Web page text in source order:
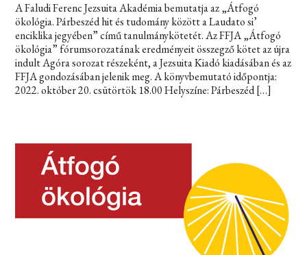
A Faludi Ferenc Jezsuita Akadémia bemutatja az „Átfogó
ökológia. Párbeszéd hit és tudomány között a Laudato si’
enciklika jegyében” című tanulmánykötetét. Az FFJA „Átfogó
ökológia” fórumsorozatának eredményeit összegző kötet az újra
indult Agóra sorozat részeként, a Jezsuita Kiadó kiadásában és az
FFJA gondozásában jelenik meg. A könyvbemutató időpontja:
2022. október 20. csütörtök 18.00 Helyszíne: Párbeszéd […]